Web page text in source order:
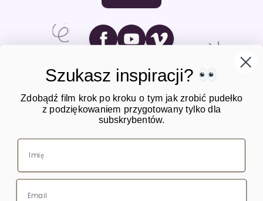
Ikona social media
Ikona social media
Ikona social media
Kursy online
Szukasz inspiracji?
Zdobądź film krok po kroku o tym jak zrobić pudełko
z podziękowaniem przygotowany tylko dla
subskrybentów.